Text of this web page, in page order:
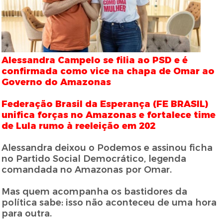
Alessandra Campelo se filia ao PSD e é
confirmada como vice na chapa de Omar ao
Governo do Amazonas
Federação Brasil da Esperança (FE BRASIL)
unifica forças no Amazonas e fortalece time
de Lula rumo à reeleição em 202
Alessandra deixou o Podemos e assinou ficha
no Partido Social Democrático, legenda
comandada no Amazonas por Omar.
Mas quem acompanha os bastidores da
política sabe: isso não aconteceu de uma hora
para outra.